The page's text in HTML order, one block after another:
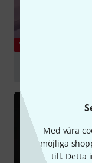
Med våra
möjliga
till. Detta
YOUTUBE
Multi-Touch